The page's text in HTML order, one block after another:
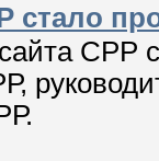
стало
СРР